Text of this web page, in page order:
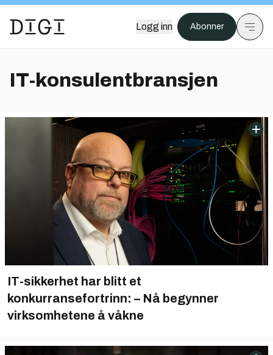
Logg inn Abonner
IT-konsulentbransjen
IT-sikkerhet har blitt et
konkurransefortrinn: – Nå begynner
virksomhetene å våkne